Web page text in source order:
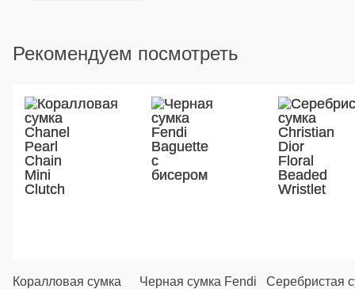
Рекомендуем посмотреть
Коралловая сумка
Черная сумка Fendi
Серебристая